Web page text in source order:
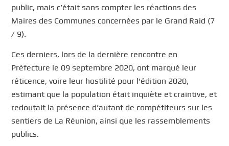
public, mais c’était sans compter les réactions des
Maires des Communes concernées par le Grand Raid (7
/ 9).
Ces derniers, lors de la dernière rencontre en
Préfecture le 09 septembre 2020, ont marqué leur
réticence, voire leur hostilité pour l’édition 2020,
estimant que la population était inquiète et craintive, et
redoutait la présence d’autant de compétiteurs sur les
sentiers de La Réunion, ainsi que les rassemblements
publics.